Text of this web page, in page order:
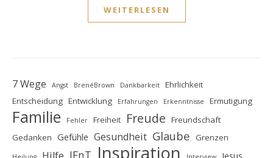
WEITERLESEN
7 Wege Angst BrenéBrown Dankbarkeit
Ehrlichkeit
Entscheidung Entwicklung Erfahrungen Erkenntnisse Ermutigung
Familie Fehler Freiheit Freude Freundschaft
Gedanken Gefühle Gesundheit Glaube Grenzen
IFnT Inspiration Jesus